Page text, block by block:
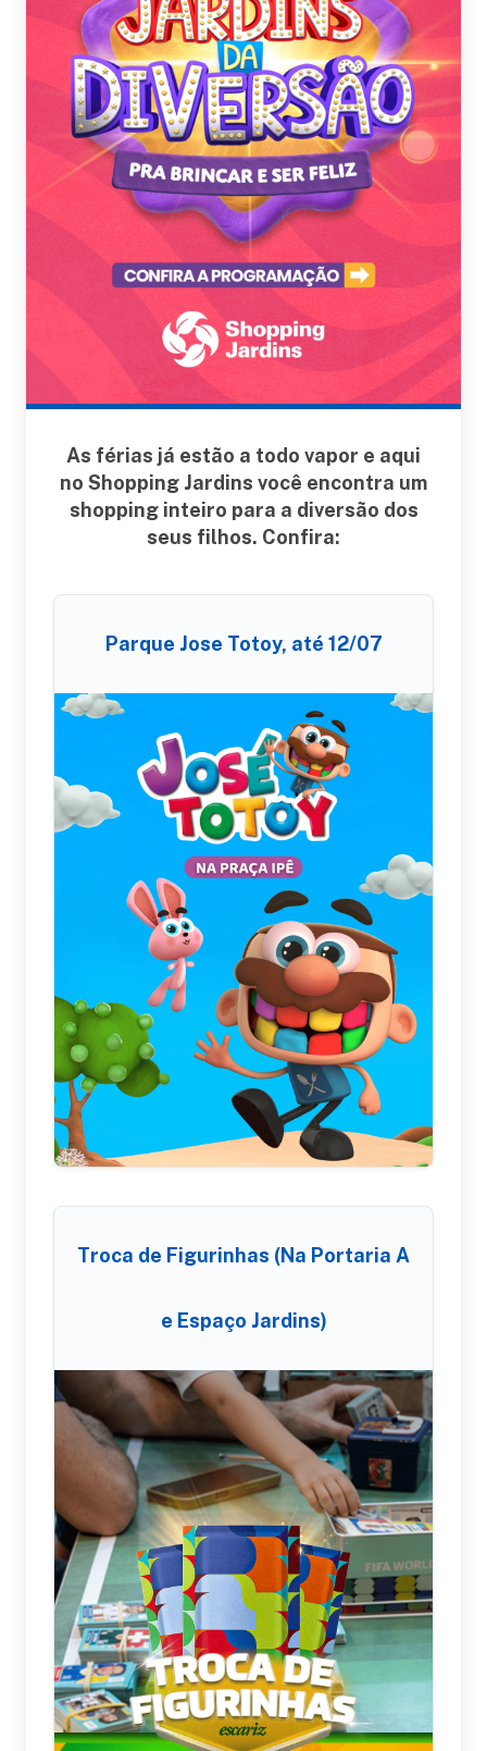
As férias já estão a todo vapor e aqui
no Shopping Jardins você encontra um
shopping inteiro para a diversão dos
seus filhos. Confira:
Parque Jose Totoy, até 12/07
Troca de Figurinhas (Na Portaria A
e Espaço Jardins)